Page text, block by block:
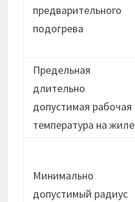
предварительного
подогрева
Предельная
длительно
допустимая рабочая
температура на жиле
Минимально
допустимый радиус